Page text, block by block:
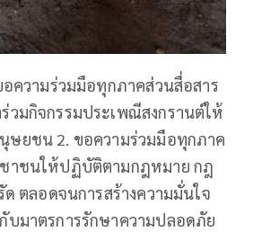
ความร่วมมือทุกภาคส่วนสื่อสาร
วมกิจกรรมประเพณีสงกรานต์ให้
ษยชน 2. ขอความร่วมมือทุกภาค
าชนให้ปฏิบัติตามกฎหมาย กฎ
ด ตลอดจนการสร้างความมั่นใจ
บมาตรการรักษาความปลอดภัย